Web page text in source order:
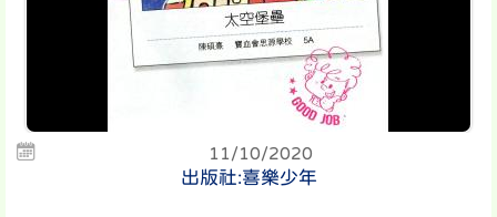
11/10/2020
出版社:喜樂少年